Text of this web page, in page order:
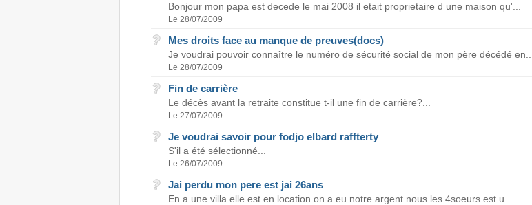
Bonjour mon papa est decede le mai 2008 il etait proprietaire d une maison qu'...
Le 28/07/2009
Mes droits face au manque de preuves(docs)
Je voudrai pouvoir connaître le numéro de sécurité social de mon père décédé en...
Le 28/07/2009
Fin de carrière
Le décès avant la retraite constitue t-il une fin de carrière?...
Le 27/07/2009
Je voudrai savoir pour fodjo elbard raffterty
S'il a été sélectionné...
Le 26/07/2009
Jai perdu mon pere est jai 26ans
En a une villa elle est en location on a eu notre argent nous les 4soeurs est u...